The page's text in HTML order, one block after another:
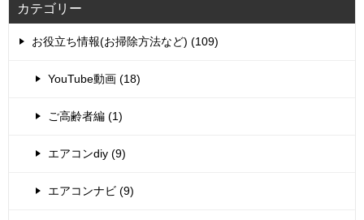
カテゴリー
お役立ち情報(お掃除方法など) (109)
YouTube動画 (18)
ご高齢者編 (1)
エアコンdiy (9)
エアコンナビ (9)